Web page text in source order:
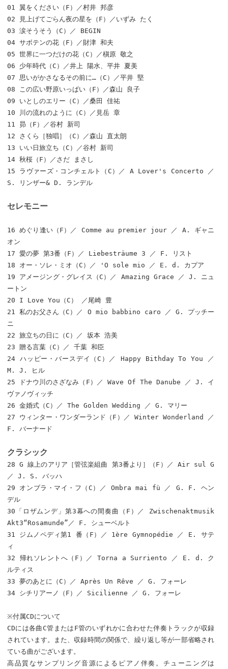
01 翼をください（F）／村井 邦彦
02 見上げてごらん夜の星を（F）／いずみ たく
03 涙そうそう（C）／ BEGIN
04 サボテンの花（F）／財津 和夫
05 世界に一つだけの花（C）／槇原 敬之
06 少年時代（C）／井上 陽水、平井 夏美
07 思いがかさなるその前に…（C）／平井 堅
08 この広い野原いっぱい（F）／森山 良子
09 いとしのエリー（C）／桑田 佳祐
10 川の流れのように（C）／見岳 章
11 昴（F）／谷村 新司
12 さくら［独唱］（C）／森山 直太朗
13 いい日旅立ち（C）／谷村 新司
14 秋桜（F）／さだ まさし
15 ラヴァーズ・コンチェルト（C）／ A Lover's Concerto ／
S. リンザー& D. ランデル
セレモニー
16 めぐり逢い（F）／ Comme au premier jour ／ A. ギャニ
オン
17 愛の夢 第3番（F）／ Liebesträume 3 ／ F. リスト
18 オー・ソレ・ミオ（C）／ 'O sole mio ／ E. d. カプア
19 アメージング・グレイス（C）／ Amazing Grace ／ J. ニュ
ートン
20 I Love You（C） ／尾崎 豊
21 私のお父さん（C）／ O mio babbino caro ／ G. プッチー
ニ
22 旅立ちの日に（C）／ 坂本 浩美
23 贈る言葉（C）／ 千葉 和臣
24 ハッピー・バースデイ（C）／ Happy Bithday To You ／
M. J. ヒル
25 ドナウ川のさざなみ（F）／ Wave Of The Danube ／ J. イ
ヴァノヴィッチ
26 金婚式（C）／ The Golden Wedding ／ G. マリー
27 ウィンター・ワンダーランド（F）／ Winter Wonderland ／
F. バーナード
クラシック
28 G 線上のアリア［管弦楽組曲 第3番より］（F）／ Air sul G
／ J. S. バッハ
29 オンブラ・マイ・フ（C）／ Ombra mai fù ／ G. F. ヘン
デル
30「ロザムンデ」第3幕への間奏曲（F）／ Zwischenaktmusik
Akt3“Rosamunde”／ F. シューベルト
31 ジムノペディ第1 番（F）／ 1ère Gymnopédie ／ E. サテ
ィ
32 帰れソレントへ（F）／ Torna a Surriento ／ E. d. ク
ルティス
33 夢のあとに（C）／ Après Un Rêve ／ G. フォーレ
34 シチリアーノ（F）／ Sicilienne ／ G. フォーレ
※付属CDについて
CDには各曲C管またはF管のいずれかに合わせた伴奏トラックが収録
されています。また、収録時間の関係で、繰り返し等が一部省略され
ている曲がございます。
高品質なサンプリング音源によるピアノ伴奏。チューニングは